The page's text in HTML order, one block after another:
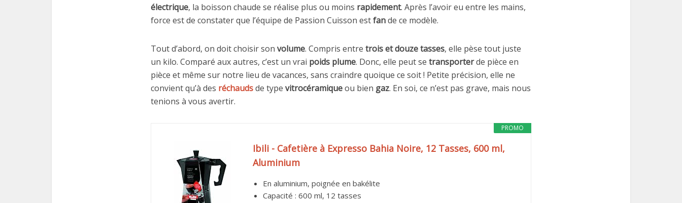
électrique, la boisson chaude se réalise plus ou moins rapidement. Après l’avoir eu entre les mains,
force est de constater que l’équipe de Passion Cuisson estfande ce modèle.
Tout d’abord, on doit choisir son volume. Compris entre trois et douze tasses, elle pèse tout juste
un kilo. Comparé aux autres, c’est un vrai poids plume. Donc, elle peut se transporterde pièce en
pièce et même sur notre lieu de vacances, sans craindre quoique ce soit ! Petite précision, elle ne
convient qu’à des réchaudsde type vitrocéramiqueou bien gaz. En soi, ce n’est pas grave, mais nous
tenions à vous avertir.
PROMO
Ibili - Cafetière à Expresso Bahia Noire, 12 Tasses, 600 ml,
Aluminium
En aluminium, poignée en bakélite
Capacité : 600 ml, 12 tasses